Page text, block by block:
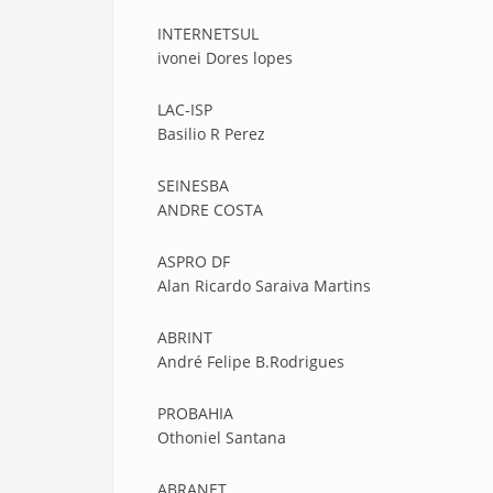
INTERNETSUL
ivonei Dores lopes
LAC-ISP
Basilio R Perez
SEINESBA
ANDRE COSTA
ASPRO DF
Alan Ricardo Saraiva Martins
ABRINT
André Felipe B.Rodrigues
PROBAHIA
Othoniel Santana